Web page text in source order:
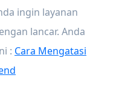
ingin layanan
lancar. Anda
: Cara Mengatasi